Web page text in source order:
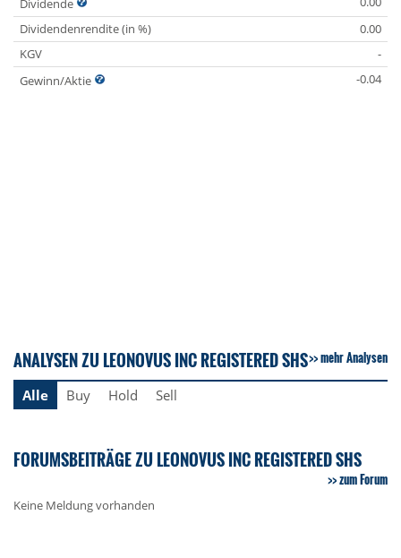
Dividende
Dividendenrendite (in %)
0.00
KGV
-
Gewinn/Aktie
-0.04
ANALYSEN ZU LEONOVUS INC REGISTERED SHS mehr Analysen
Alle Buy Hold Sell
FORUMSBEITRÄGE ZU LEONOVUS INC REGISTERED SHS
zum Forum
Keine Meldung vorhanden